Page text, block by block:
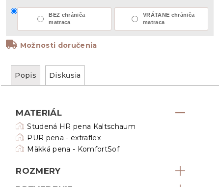
BEZ chrániča
matraca
VRÁTANE chrániča
matraca
Možnosti doručenia
Popis Diskusia
MATERIÁL
Studená HR pena Kaltschaum
PUR pena - extraflex
Mäkká pena - KomfortSof
ROZMERY